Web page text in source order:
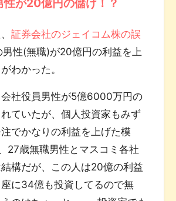
証券会社のジェイコム株の誤
男性(無職)が20億円の利益を上
わかった。
社役員男性が5億6000万円の
ていたが、個人投資家もみず
でかなりの利益を上げた模
27歳無職男性とマスコミ各社
構だが、この人は20億の利益
に34億も投資してるので無